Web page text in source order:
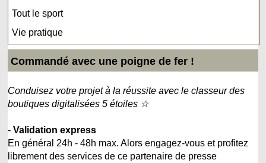
Tout le sport
Vie pratique
Commandé avec une poigne de fer !
Conduisez votre projet à la réussite avec le classeur des
boutiques digitalisées 5 étoiles ☆
-Validation express
En général 24h - 48h max. Alors engagez-vous et profitez
librement des services de ce partenaire de presse